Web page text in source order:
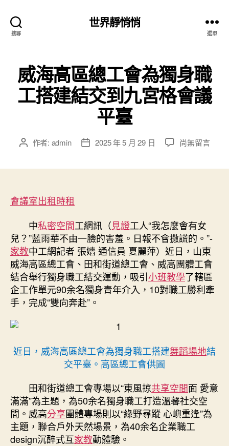
搜尋
世界靜悄悄
選單
威海高區總工會為獨身職
工搭建結交到九宮格會議
平臺
文 作者: admin
文 2025 年 5 月 29 日
在
會
為
獨
身
職
工
搭
九
宮
議
平
臺〉
中
尚無留言
會議室出租時租
中私密空間工網訊（見證工人“我怎麼會有女
兒？”藍雨華不由一臉的害羞。日報不會撒謊的。”-
家教中工網記者 張嬙 通信員 夏麗萍）近日，山東
威海高區總工會、田和街道總工會、威高團體工會
結合舉行獨身職工結交運動，吸引小班教學了轄區
企工作單元90余名獨身青年介入，10對職工勝利牽
手，完成“雙向奔赴”。
近日，威海高區總工會為獨身職工搭建舞蹈場地結
交平臺。高區總工會供圖
田和街道總工會專場以“東風掠共享空間面 愛意
滿滿”為主題，為50余名獨身職工打造溫馨社交空
間。威高分享團體專場則以“綠野尋蹤 心嶼重逢”為
主題，聯合戶外天然場景，為40余名企業職工
design沉醉式互家教動體驗。